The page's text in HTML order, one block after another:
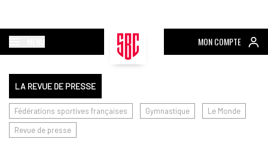
MON COMPTE
LA REVUE DE PRESSE
Fédérations sportives françaises Gymnastique
Le Monde
Revue de presse